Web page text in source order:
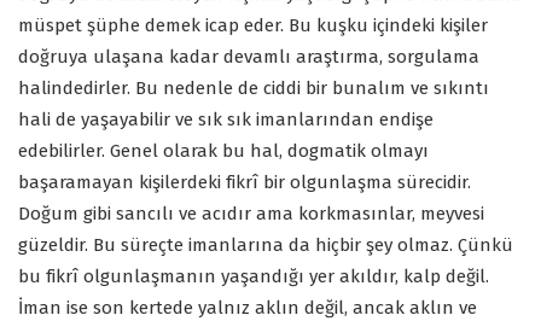
müspet şüphe demek icap eder. Bu kuşku içindeki kişiler
doğruya ulaşana kadar devamlı araştırma, sorgulama
halindedirler. Bu nedenle de ciddi bir bunalım ve sıkıntı
hali de yaşayabilir ve sık sık imanlarından endişe
edebilirler. Genel olarak bu hal, dogmatik olmayı
başaramayan kişilerdeki fikrî bir olgunlaşma sürecidir.
Doğum gibi sancılı ve acıdır ama korkmasınlar, meyvesi
güzeldir. Bu süreçte imanlarına da hiçbir şey olmaz. Çünkü
bu fikrî olgunlaşmanın yaşandığı yer akıldır, kalp değil.
İman ise son kertede yalnız aklın değil, ancak aklın ve